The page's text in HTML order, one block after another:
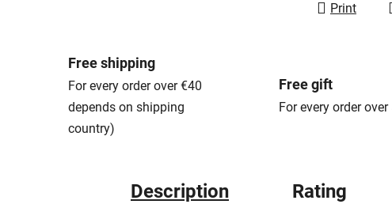
Print
Free shipping
For every order over €40
depends on shipping
country)
Free gift
For every order over
Description Rating